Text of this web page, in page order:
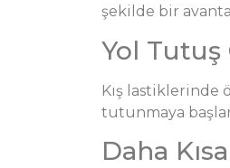
şekilde bir
Yol
Kış lastiklerinde
tutunmaya
Daha